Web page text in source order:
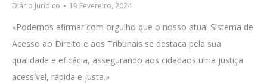
Diário Jurídico 19 Fevereiro, 2024
«Podemos afirmar com orgulho que o nosso atual Sistema de
Acesso ao Direito e aos Tribunais se destaca pela sua
qualidade e eficácia, assegurando aos cidadãos uma justiça
acessível, rápida e justa.»